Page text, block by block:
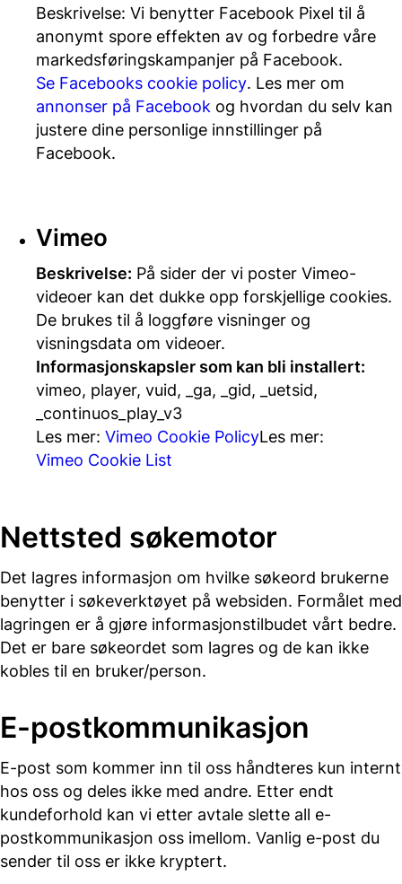
Beskrivelse: Vi benytter Facebook Pixel til å
anonymt spore effekten av og forbedre våre
markedsføringskampanjer på Facebook.
Se Facebooks cookie policy. Les mer om
annonser på Facebook og hvordan du selv kan
justere dine personlige innstillinger på
Facebook.
Vimeo
Beskrivelse: På sider der vi poster Vimeo-
videoer kan det dukke opp forskjellige cookies.
De brukes til å loggføre visninger og
visningsdata om videoer.
Informasjonskapsler som kan bli installert:
vimeo, player, vuid, _ga, _gid, _uetsid,
_continuos_play_v3
Les mer: Vimeo Cookie PolicyLes mer:
Vimeo Cookie List
Nettsted søkemotor
Det lagres informasjon om hvilke søkeord brukerne
benytter i søkeverktøyet på websiden. Formålet med
lagringen er å gjøre informasjonstilbudet vårt bedre.
Det er bare søkeordet som lagres og de kan ikke
kobles til en bruker/person.
E-postkommunikasjon
E-post som kommer inn til oss håndteres kun internt
hos oss og deles ikke med andre. Etter endt
kundeforhold kan vi etter avtale slette all e-
postkommunikasjon oss imellom. Vanlig e-post du
sender til oss er ikke kryptert.